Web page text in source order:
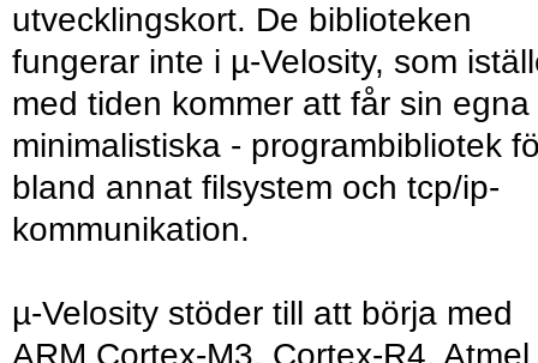
utvecklingskort. De biblioteken
fungerar inte i µ-Velosity, som
med tiden kommer att får sin egna
minimalistiska - programbibliotek
bland annat filsystem och tcp/ip-
kommunikation.
µ-Velosity stöder till att börja med